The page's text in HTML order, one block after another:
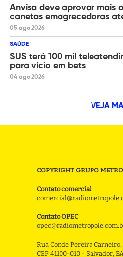
Anvisa deve aprovar mais
canetas emagrecedoras
05 ago 2026
SAÚDE
SUS terá 100 mil
para vício em bets
04 ago 2026
VEJA
COPYRIGHT GRUPO
Contato comercial
Contato OPEC
Rua Conde Pereira
CEP 41100-010 - Salvador, BA